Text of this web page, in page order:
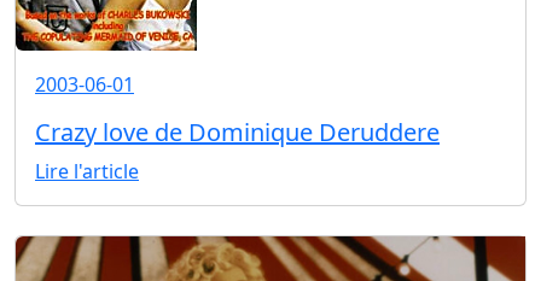
2003-06-01
Crazy love de Dominique Deruddere
Lire l'article